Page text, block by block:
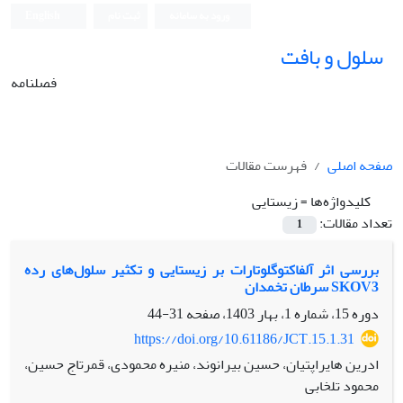
سلول و بافت
فصلنامه
صفحه اصلی
فهرست مقالات
کلیدواژه‌ها =زیستایی
تعداد مقالات:
1
بررسی اثر آلفاکتوگلوتارات بر زیستایی و تکثیر سلول‌های رده
SKOV3 سرطان تخمدان
دوره 15، شماره 1، بهار 1403، صفحه
31-44
https://doi.org/10.61186/JCT.15.1.31
ادرین هایراپتیان، حسین بیرانوند، منیره محمودی، قمرتاج حسین،
محمود تلخابی